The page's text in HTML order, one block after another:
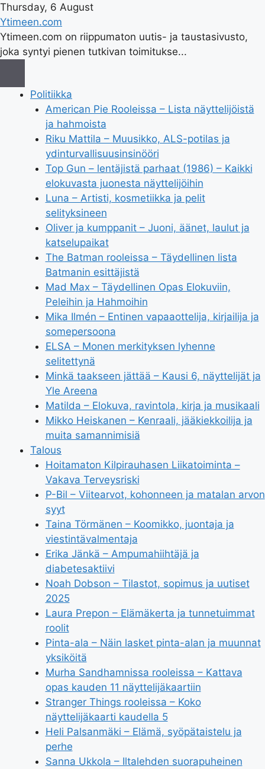
Thursday, 6 August
Ytimeen.com
Ytimeen.com on riippumaton uutis- ja taustasivusto,
joka syntyi pienen tutkivan toimitukse...
Politiikka
American Pie Rooleissa – Lista näyttelijöistä
ja hahmoista
Riku Mattila – Muusikko, ALS-potilas ja
ydinturvallisuusinsinööri
Top Gun – lentäjistä parhaat (1986) – Kaikki
elokuvasta juonesta näyttelijöihin
Luna – Artisti, kosmetiikka ja pelit
selityksineen
Oliver ja kumppanit – Juoni, äänet, laulut ja
katselupaikat
The Batman rooleissa – Täydellinen lista
Batmanin esittäjistä
Mad Max – Täydellinen Opas Elokuviin,
Peleihin ja Hahmoihin
Mika Ilmén – Entinen vapaaottelija, kirjailija ja
somepersoona
ELSA – Monen merkityksen lyhenne
selitettynä
Minkä taakseen jättää – Kausi 6, näyttelijät ja
Yle Areena
Matilda – Elokuva, ravintola, kirja ja musikaali
Mikko Heiskanen – Kenraali, jääkiekkoilija ja
muita samannimisiä
Talous
Hoitamaton Kilpirauhasen Liikatoiminta –
Vakava Terveysriski
P-Bil – Viitearvot, kohonneen ja matalan arvon
syyt
Taina Törmänen – Koomikko, juontaja ja
viestintävalmentaja
Erika Jänkä – Ampumahiihtäjä ja
diabetesaktiivi
Noah Dobson – Tilastot, sopimus ja uutiset
2025
Laura Prepon – Elämäkerta ja tunnetuimmat
roolit
Pinta-ala – Näin lasket pinta-alan ja muunnat
yksiköitä
Murha Sandhamnissa rooleissa – Kattava
opas kauden 11 näyttelijäkaartiin
Stranger Things rooleissa – Koko
näyttelijäkaarti kaudella 5
Heli Palsanmäki – Elämä, syöpätaistelu ja
perhe
Sanna Ukkola – Iltalehden suorapuheinen